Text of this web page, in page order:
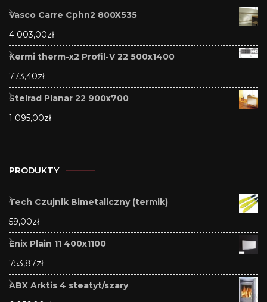
Vasco Carre Cphn2 800X535
4 003,00zł
Kermi therm-x2 Profil-V 22 500x1400
773,40zł
Stelrad Planar 22 900x700
1 095,00zł
PRODUKTY
Tech Czujnik Bimetaliczny (termik)
59,00zł
Enix Plain 11 400x1100
753,87zł
ABX Arktis 4 steatyt/szary